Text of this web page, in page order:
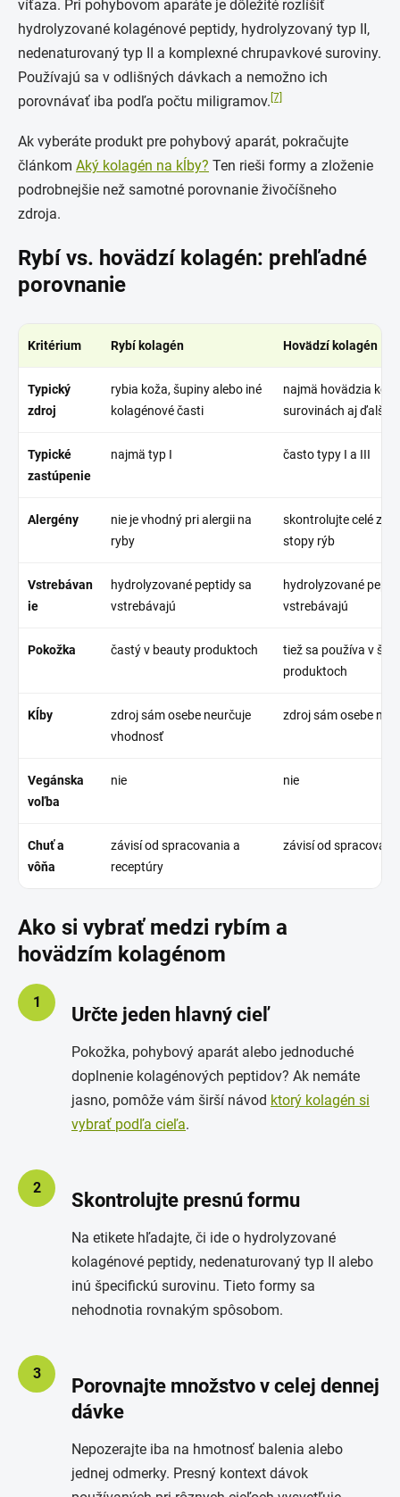
víťaza. Pri pohybovom aparáte je dôležité rozlíšiť
hydrolyzované kolagénové peptidy, hydrolyzovaný typ II,
nedenaturovaný typ II a komplexné chrupavkové suroviny.
Používajú sa v odlišných dávkach a nemožno ich
porovnávať iba podľa počtu miligramov. [7]
Ak vyberáte produkt pre pohybový aparát, pokračujte
článkom Aký kolagén na kĺby? Ten rieši formy a zloženie
podrobnejšie než samotné porovnanie živočíšneho
zdroja.
Rybí vs. hovädzí kolagén: prehľadné
porovnanie
Kritérium Rybí kolagén Hovädzí kolagén
Typický
zdroj
rybia koža, šupiny alebo iné
kolagénové časti
najmä hovädzia
surovinách aj ďalšie
Typické
zastúpenie
najmä typ I často typy I a III
Alergény
nie je vhodný pri alergii na
ryby
skontrolujte celé
stopy rýb
Vstrebávan
ie
hydrolyzované peptidy sa
vstrebávajú
hydrolyzované
vstrebávajú
Pokožka častý v beauty produktoch
tiež sa používa v
produktoch
Kĺby
zdroj sám osebe neurčuje
vhodnosť
zdroj sám osebe
Vegánska
voľba
nie nie
Chuť a
vôňa
závisí od spracovania a
receptúry
závisí od
Ako si vybrať medzi rybím a
hovädzím kolagénom
1
Určte jeden hlavný cieľ
Pokožka, pohybový aparát alebo jednoduché
doplnenie kolagénových peptidov? Ak nemáte
jasno, pomôže vám širší návod ktorý kolagén si
vybrať podľa cieľa.
2
Skontrolujte presnú formu
Na etikete hľadajte, či ide o hydrolyzované
kolagénové peptidy, nedenaturovaný typ II alebo
inú špecifickú surovinu. Tieto formy sa
nehodnotia rovnakým spôsobom.
3
Porovnajte množstvo v celej dennej
dávke
Nepozerajte iba na hmotnosť balenia alebo
jednej odmerky. Presný kontext dávok